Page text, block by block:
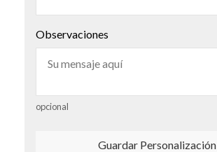
Observaciones
opcional
Guardar Personalización